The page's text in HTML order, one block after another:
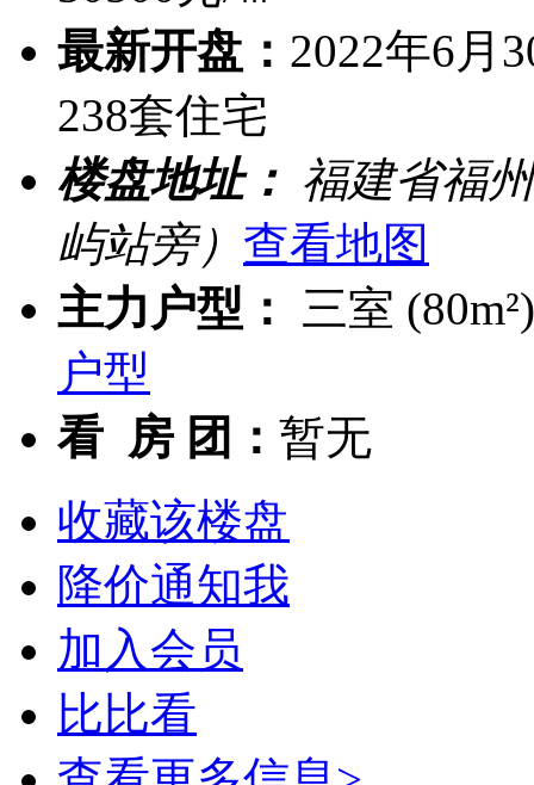
最新开盘： 2022年6月
238套住宅
楼盘地址： 福建省福
屿站旁） 查看地图
主力户型：
三室
户型
看 房 团： 暂无
收藏该楼盘
降价通知我
加入会员
比比看